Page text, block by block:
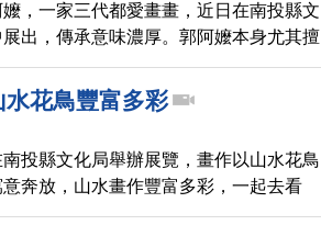
，一家三代都愛畫畫，近日在南投縣文
出，傳承意味濃厚。郭阿嬤本身尤其擅
，清新自然的風格，值得民眾細細品
花鳥豐富多彩
投縣文化局舉辦展覽，畫作以山水花鳥
奔放，山水畫作豐富多彩，一起去看